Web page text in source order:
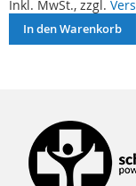
Inkl. MwSt., zzgl.
In den Warenkorb